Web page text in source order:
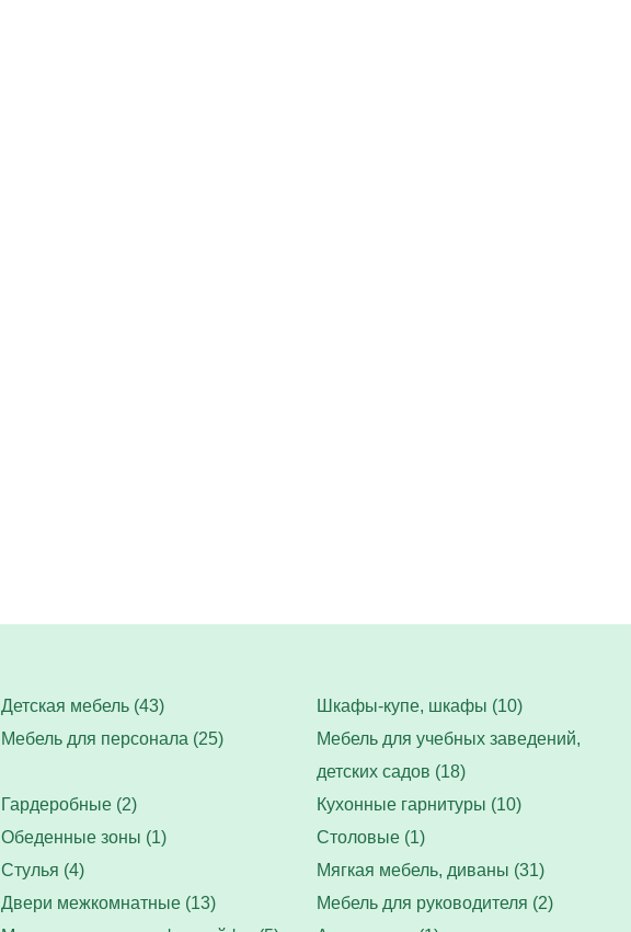
Детская мебель (43)
Шкафы-купе, шкафы (10)
Мебель для персонала (25)
Мебель для учебных заведений,
детских садов (18)
Гардеробные (2)
Кухонные гарнитуры (10)
Обеденные зоны (1)
Столовые (1)
Стулья (4)
Мягкая мебель, диваны (31)
Двери межкомнатные (13)
Мебель для руководителя (2)